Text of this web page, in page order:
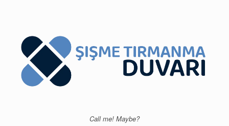
Call me! Maybe?